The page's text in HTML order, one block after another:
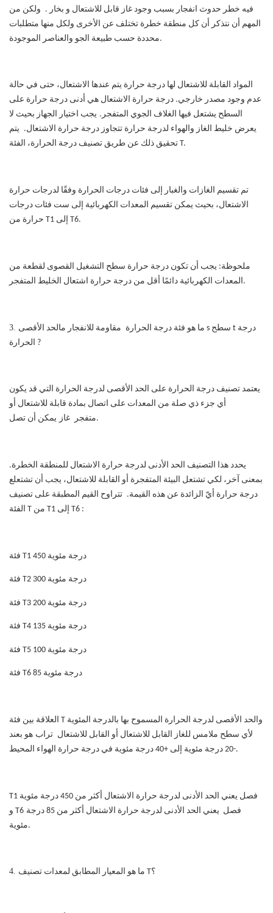
فيه خطر حدوث انفجار بسبب وجود غاز قابل للاشتعال و بخار . ولكن من
المهم أن نتذكر أن كل منطقة خطرة تختلف عن الأخرى ولكل منها متطلبات
محددة حسب طبيعة الجو والعناصر الموجودة.
المواد القابلة للاشتعال لها درجة حرارة يتم عندها الاشتعال، حتى في حالة
عدم وجود مصدر خارجي. درجة حرارة الاشتعال هي أدنى درجة حرارة على
السطح يشتعل فيها الغلاف الجوي المتفجر. يجب اختيار الجهاز بحيث لا
يعرض خليط الغاز والهواء لدرجة حرارة تتجاوز درجة حرارة الاشتعال. يتم
تحقيق ذلك عن طريق تصنيف درجة الحرارة، الفئة T.
تم تقسيم الغازات والغبار إلى فئات درجات الحرارة وفقًا لدرجات حرارة
الاشتعال، بحيث يمكن تقسيم المعدات الكهربائية إلى ست فئات درجات
حرارة من T1 إلى T6.
ملحوظة: يجب أن تكون درجة حرارة سطح التشغيل القصوى لقطعة من
المعدات الكهربائية دائمًا أقل من درجة حرارة اشتعال الخليط المتفجر.
3. ما هو فئة درجة الحرارة مقاومة للانفجار م s t درجة
?
يعتمد تصنيف درجة الحرارة على الحد الأقصى لدرجة الحرارة التي قد يكون
أي جزء ذي صلة من المعدات على اتصال بمادة قابلة للاشتعال أو
متفجر
غاز يمكن أن تصل.
يحدد هذا التصنيف الحد الأدنى لدرجة حرارة الاشتعال للمنطقة الخطرة.
بمعنى آخر، لكي تشتعل البيئة المتفجرة أو القابلة للاشتعال، يجب أن تشتعلع
درجة حرارة أيّ الزائدة عن هذه القيمة. تتراوح القيم المطبقة على تصنيف
الفئة T من T1 إلى T6 :
فئة T1 450 درجة مئوية
فئة T2 300 درجة مئوية
فئة T3 200 درجة مئوية
فئة T4 135 درجة مئوية
فئة T5 100 درجة مئوية
فئة T6 85 درجة مئوية
العلاقة بين فئة T والحد الأقصى لدرجة الحرارة المسموح بها بالدرجة المئوية
لأي سطح ملامس للغاز القابل للاشتعال أو القابل للاشتعال تراب هو بعند
-20 درجة مئوية إلى +40 درجة مئوية في درجة حرارة الهواء المحيط.
T1 فصل يعني الحد الأدنى لدرجة حرارة الاشتعال أكثر من 450 درجة مئوية
و T6 فصل يعني الحد الأدنى لدرجة حرارة الاشتعال أكثر من
85 درجة
مئوية.
4.